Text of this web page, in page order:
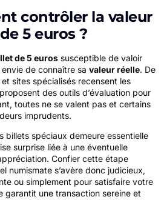
contrôler la valeur
5 euros ?
de 5 euros susceptible de valoir
de connaître sa valeur réelle. De
sites spécialisés recensent les
des outils d’évaluation pour
toutes ne se valent pas et certains
imprudents.
billets spéciaux demeure essentielle
surprise liée à une éventuelle
Confier cette étape
numismate s’avère donc judicieux,
ou simplement pour satisfaire votre
garantit une transaction sereine et